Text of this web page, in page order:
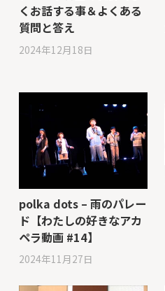
くお話する事＆よくある
質問と答え
2024年12月18日
polka dots – 雨のパレー
ド【わたしの好きなアカ
ペラ動画 #14】
2024年11月27日